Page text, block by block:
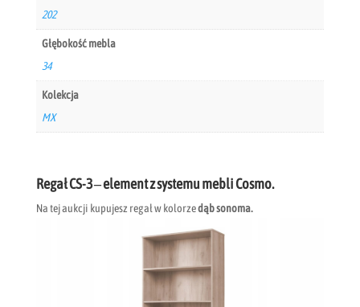
Regał CS-3 – element z systemu mebli Cosmo.
Na tej aukcji kupujesz regał w kolorzedąb sonoma.
202
Głębokość mebla
34
Kolekcja
MX